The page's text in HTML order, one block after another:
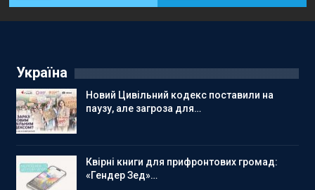
Україна
Новий Цивільний кодекс поставили на
паузу, але загроза для…
Квірні книги для прифронтових громад:
«Гендер Зед»…